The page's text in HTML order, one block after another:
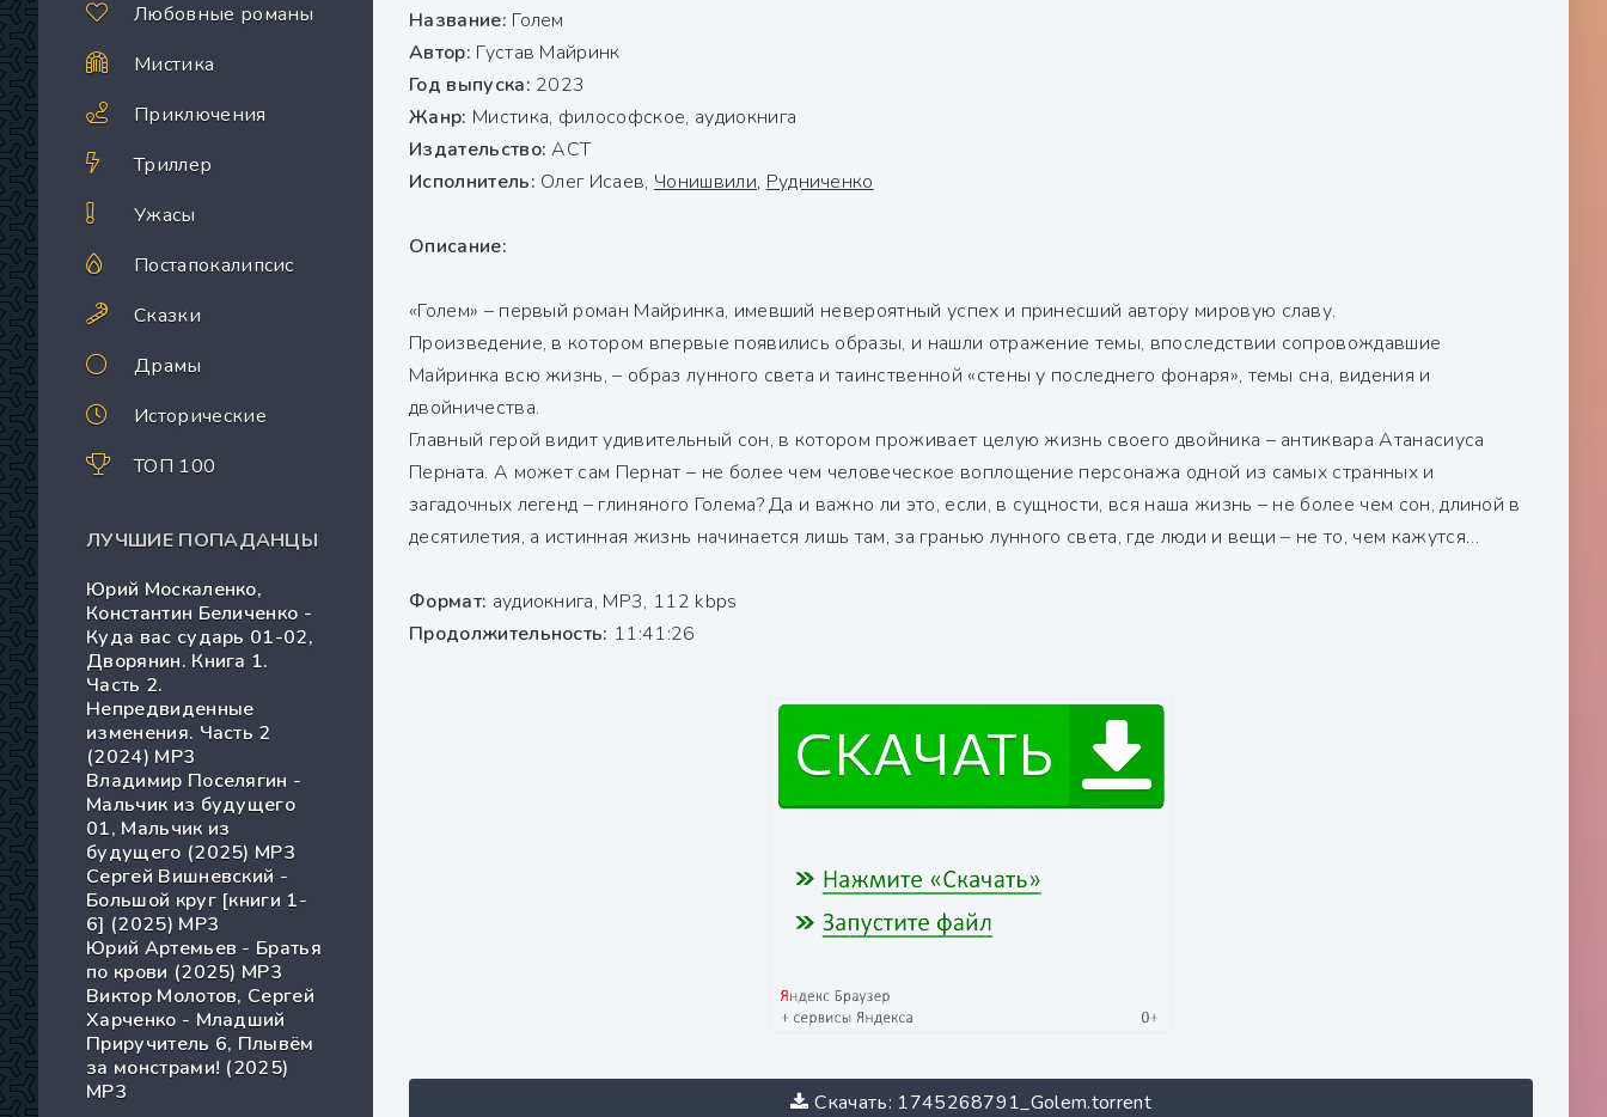
Любовные романы
Мистика
Приключения
Триллер
Ужасы
Постапокалипсис
Сказки
Драмы
Исторические
ТОП 100
ЛУЧШИЕ ПОПАДАНЦЫ
Юрий Москаленко,
Константин Беличенко -
Куда вас сударь 01-02,
Дворянин. Книга 1.
Часть 2.
Непредвиденные
изменения. Часть 2
(2024) МР3
Владимир Поселягин -
Мальчик из будущего
01, Мальчик из
будущего (2025) МР3
Сергей Вишневский -
Большой круг [книги 1-
6] (2025) MP3
Юрий Артемьев - Братья
по крови (2025) МР3
Виктор Молотов, Сергей
Харченко - Младший
Приручитель 6, Плывём
за монстрами! (2025)
МР3
Название: Голем
Автор: Густав Майринк
Год выпуска: 2023
Жанр: Мистика, философское, аудиокнига
Издательство: АСТ
Исполнитель: Олег Исаев, Чонишвили, Рудниченко
Описание:
«Голем» – первый роман Майринка, имевший невероятный успех и принесший автору мировую славу.
Произведение, в котором впервые появились образы, и нашли отражение темы, впоследствии сопровождавшие
Майринка всю жизнь, – образ лунного света и таинственной «стены у последнего фонаря», темы сна, видения и
двойничества.
Главный герой видит удивительный сон, в котором проживает целую жизнь своего двойника – антиквара Атанасиуса
Перната. А может сам Пернат – не более чем человеческое воплощение персонажа одной из самых странных и
загадочных легенд – глиняного Голема? Да и важно ли это, если, в сущности, вся наша жизнь – не более чем сон, длиной в
десятилетия, а истинная жизнь начинается лишь там, за гранью лунного света, где люди и вещи – не то, чем кажутся…
Формат: аудиокнига, MP3, 112 kbps
Продолжительность: 11:41:26
Скачать: 1745268791_Golem.torrent